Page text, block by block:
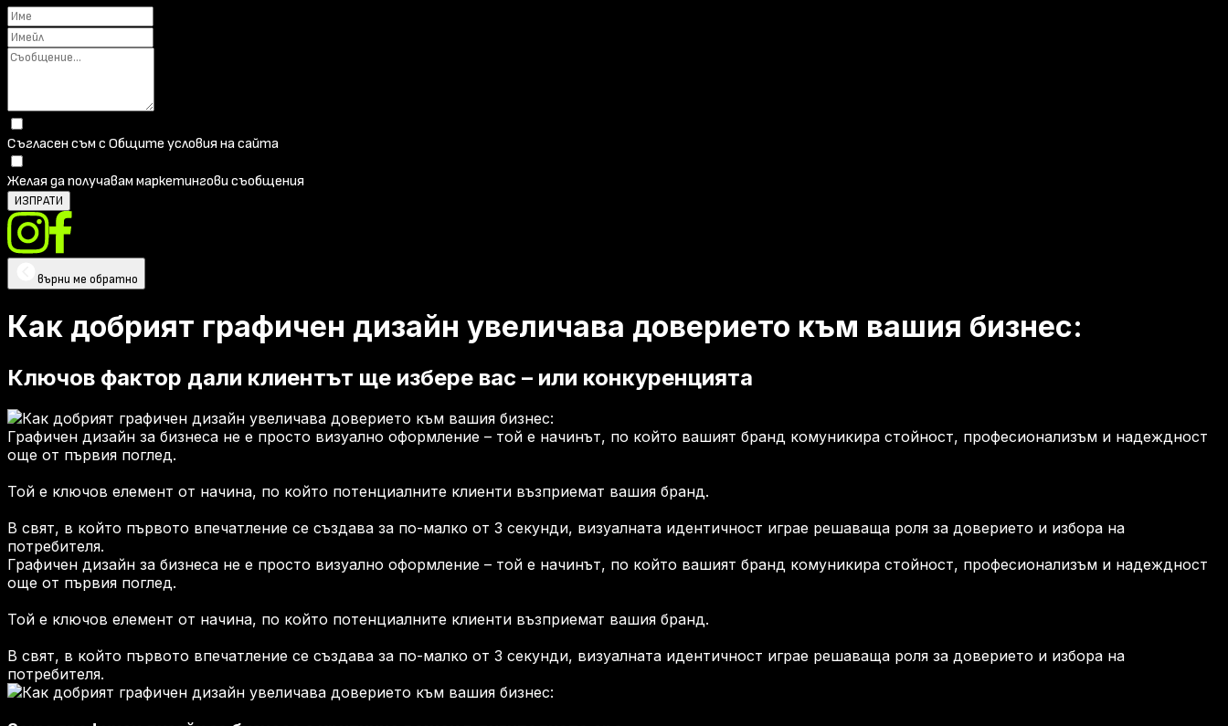
Съгласен съм с Общите условия на сайта
Желая да получавам маркетингови съобщения
ИЗПРАТИ
върни ме обратно
Как добрият графичен дизайн увеличава доверието към вашия бизнес:
Ключов фактор дали клиентът ще избере вас – или конкуренцията
Графичен дизайн за бизнеса не е просто визуално оформление – той е начинът, по който вашият бранд комуникира стойност, професионализъм и надеждност
още от първия поглед.
Той е ключов елемент от начина, по който потенциалните клиенти възприемат вашия бранд.
В свят, в който първото впечатление се създава за по-малко от 3 секунди, визуалната идентичност играе решаваща роля за доверието и избора на
потребителя.
Графичен дизайн за бизнеса не е просто визуално оформление – той е начинът, по който вашият бранд комуникира стойност, професионализъм и надеждност
още от първия поглед.
Той е ключов елемент от начина, по който потенциалните клиенти възприемат вашия бранд.
В свят, в който първото впечатление се създава за по-малко от 3 секунди, визуалната идентичност играе решаваща роля за доверието и избора на
потребителя.